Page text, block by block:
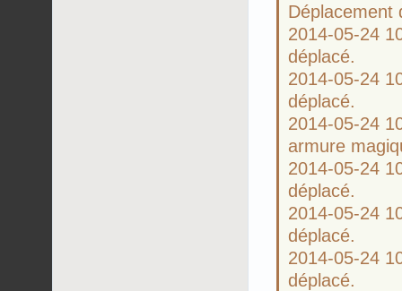
Déplacement
2014-05-24
déplacé.
2014-05-24
déplacé.
2014-05-24
armure
2014-05-24
déplacé.
2014-05-24
déplacé.
2014-05-24
déplacé.